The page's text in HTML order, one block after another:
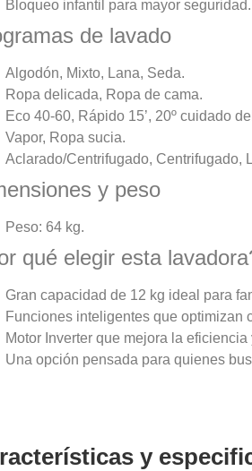
Bloqueo infantil para mayor seguridad.
de lavado
Algodón, Mixto, Lana, Seda.
Ropa delicada, Ropa de cama.
Eco 40-60, Rápido 15’, 20º cuidado
Vapor, Ropa sucia.
Aclarado/Centrifugado, Centrifugado,
y peso
Peso: 64 kg.
qué elegir esta
Gran capacidad de 12 kg ideal para
Funciones inteligentes que optimizan
Motor Inverter que mejora la
Una opción pensada para quienes
y